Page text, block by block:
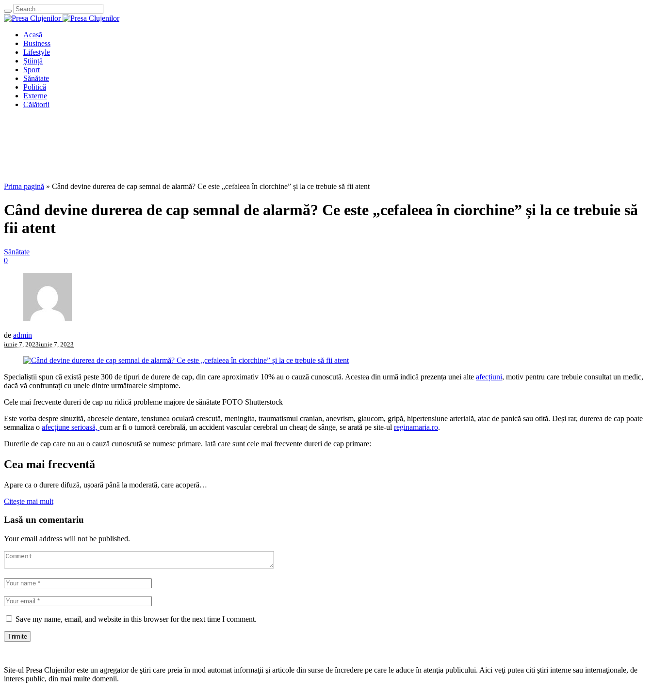
Acasă
Business
Lifestyle
Știință
Sport
Sănătate
Politică
Externe
Călătorii
Prima pagină » Când devine durerea de cap semnal de alarmă? Ce este „cefaleea în ciorchine” și la ce trebuie să fii atent
Când devine durerea de cap semnal de alarmă? Ce este „cefaleea în ciorchine” și la ce trebuie să
fii atent
Sănătate
0
de admin
iunie 7, 2023iunie 7, 2023
Specialiștii spun că există peste 300 de tipuri de durere de cap, din care aproximativ 10% au o cauză cunoscută. Acestea din urmă indică prezența unei alte afecțiuni, motiv pentru care trebuie consultat un medic,
dacă vă confruntați cu unele dintre următoarele simptome.
Cele mai frecvente dureri de cap nu ridică probleme majore de sănătate FOTO Shutterstock
Este vorba despre sinuzită, abcesele dentare, tensiunea oculară crescută, meningita, traumatismul cranian, anevrism, glaucom, gripă, hipertensiune arterială, atac de panică sau otită. Deși rar, durerea de cap poate
semnaliza o afecțiune serioasă, cum ar fi o tumoră cerebrală, un accident vascular cerebral un cheag de sânge, se arată pe site-ul reginamaria.ro.
Durerile de cap care nu au o cauză cunoscută se numesc primare. Iată care sunt cele mai frecvente dureri de cap primare:
Cea mai frecventă
Apare ca o durere difuză, ușoară până la moderată, care acoperă…
Citeşte mai mult
Lasă un comentariu
Your email address will not be published.
Save my name, email, and website in this browser for the next time I comment.
Site-ul Presa Clujenilor este un agregator de ştiri care preia în mod automat informaţii şi articole din surse de încredere pe care le aduce în atenţia publicului. Aici veţi putea citi ştiri interne sau internaţionale, de
interes public, din mai multe domenii.